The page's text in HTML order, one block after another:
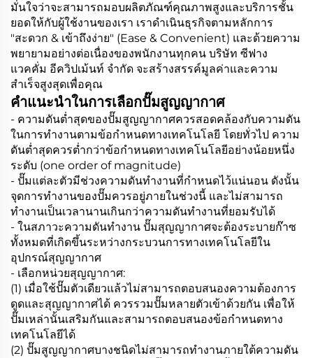
มั่นใจว่าจะสามารถมอบผลิตภัณฑ์คุณภาพสูงและบริการชั้น
ยอดให้กับผู้ใช้งานของเรา เราดำเนินธุรกิจตามหลักการ
"สะดวก & เข้าถึงง่าย" (Ease & Convenient) และด้วยความ
พยายามอย่างต่อเนื่องของพนักงานทุกคน บริษัท ซีฟาง
แวคคั่ม อีควิปเม้นท์ จำกัด จะสร้างสรรค์มูลค่าและความ
สำเร็จสูงสุดเพื่อคุณ
คำแนะนำในการเลือกปั๊มสูญญากาศ
- ความดันต่ำสุดของปั๊มสูญญากาศควรสอดคล้องกับความดัน
ในการทำงานตามข้อกำหนดทางเทคโนโลยี โดยทั่วไป ความ
ดันต่ำสุดควรต่ำกว่าข้อกำหนดทางเทคโนโลยีอย่างน้อยหนึ่ง
ระดับ (one order of magnitude)
- ปั๊มแต่ละตัวมีช่วงความดันทำงานที่กำหนดไว้แน่นอน ดังนั้น
จุดการทำงานของปั๊มควรอยู่ภายในช่วงนี้ และไม่สามารถ
ทำงานเป็นเวลานานเกินกว่าความดันทำงานที่ยอมรับได้
- ในสภาวะความดันทำงาน ปั๊มสุญญากาศจะต้องระบายก๊าซ
ทั้งหมดที่เกิดขึ้นระหว่างกระบวนการทางเทคโนโลยีใน
อุปกรณ์สุญญากาศ
- เลือกหน่วยสุญญากาศ:
(1) เมื่อใช้ปั๊มตัวเดียวแล้วไม่สามารถตอบสนองความต้องการ
ดูดและสุญญากาศได้ ควรรวมปั๊มหลายตัวเข้าด้วยกัน เพื่อให้
ปั๊มเหล่านั้นเสริมกันและสามารถตอบสนองข้อกำหนดทาง
เทคโนโลยีได้
(2) ปั๊มสูญญากาศบางชนิดไม่สามารถทำงานภายใต้ความดัน